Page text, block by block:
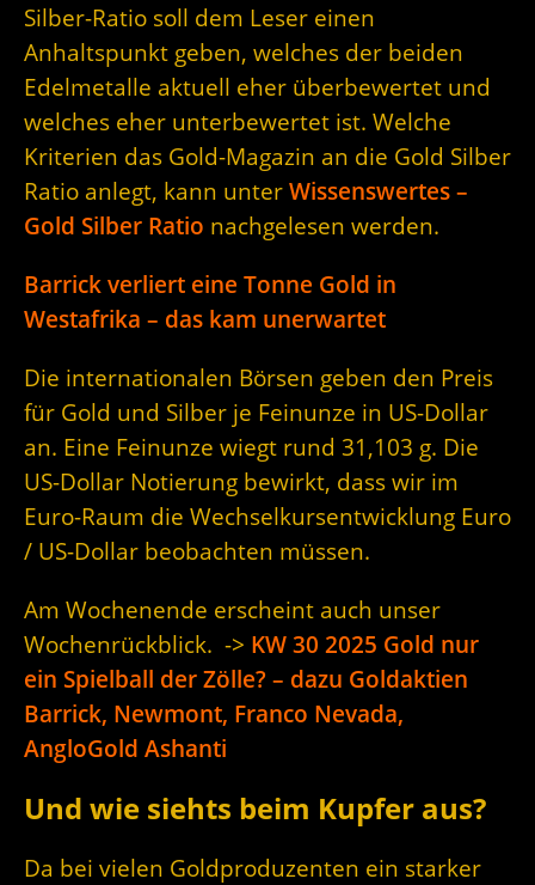
Silber-Ratio soll dem Leser einen
Anhaltspunkt geben, welches der beiden
Edelmetalle aktuell eher überbewertet und
welches eher unterbewertet ist. Welche
Kriterien das Gold-Magazin an die Gold Silber
Ratio anlegt, kann unter Wissenswertes –
Gold Silber Ratio nachgelesen werden.
Barrick verliert eine Tonne Gold in
Westafrika – das kam unerwartet
Die internationalen Börsen geben den Preis
für Gold und Silber je Feinunze in US-Dollar
an. Eine Feinunze wiegt rund 31,103 g. Die
US-Dollar Notierung bewirkt, dass wir im
Euro-Raum die Wechselkursentwicklung Euro
/ US-Dollar beobachten müssen.
Am Wochenende erscheint auch unser
Wochenrückblick. -> KW 30 2025 Gold nur
ein Spielball der Zölle? – dazu Goldaktien
Barrick, Newmont, Franco Nevada,
AngloGold Ashanti
Und wie siehts beim Kupfer aus?
Da bei vielen Goldproduzenten ein starker